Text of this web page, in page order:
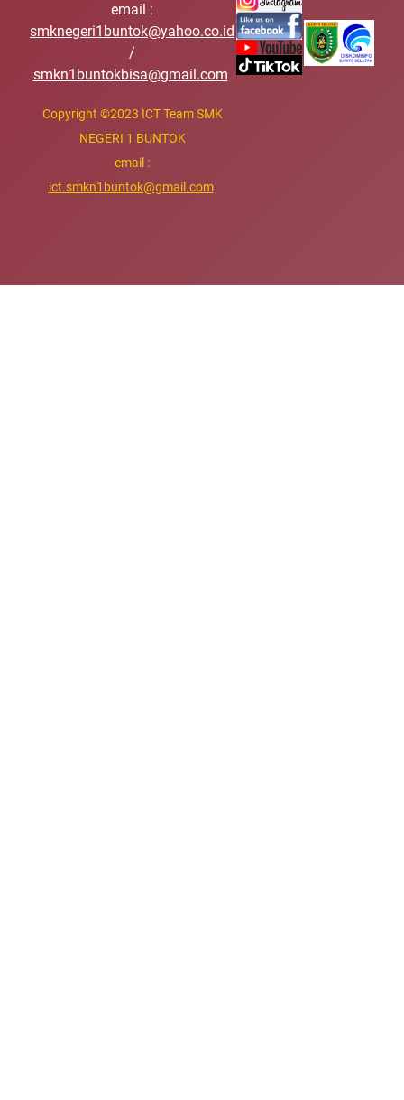
email :
smknegeri1buntok@yahoo.co.id
/
smkn1buntokbisa@gmail.com
Copyright ©2023 ICT Team SMK
NEGERI 1 BUNTOK
email :
ict.smkn1buntok@gmail.com